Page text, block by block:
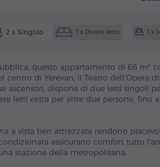
2 x Singolo 1 x Divano letto 1 x
questo appartamento di 66 m²
di Yerevan; il Teatro dell'Opera
ascensori, dispone di due letti singoli
letti extra per altre due persone, fino
a vista ben attrezzata rendono
assicurano comfort tutto
stazione della metropolitana.